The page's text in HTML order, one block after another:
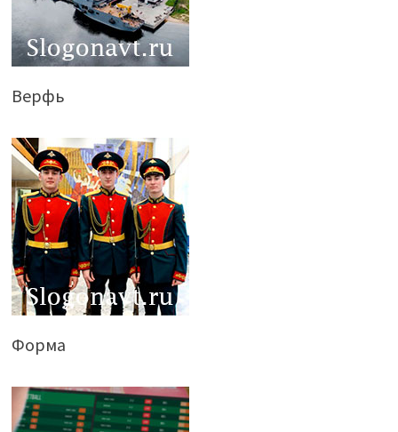
Верфь
Форма